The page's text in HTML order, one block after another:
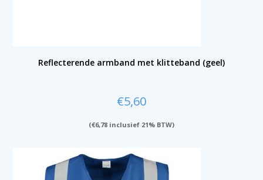
Reflecterende armband met klitteband (geel)
€5,60
(€6,78 inclusief 21% BTW)